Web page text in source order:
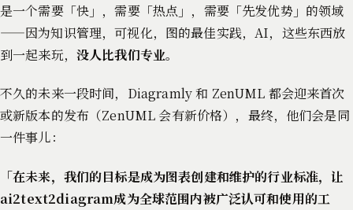
是一个需要「快」，需要「热点」，需要「先发优势」的领域
——因为知识管理，可视化，图的最佳实践，AI，这些东西放
到一起来玩， 没人比我们专业。
不久的未来一段时间，Diagramly 和 ZenUML 都会迎来首次
或新版本的发布（ZenUML 会有新价格），最终，他们会是同
一件事儿：
「在未来，我们的目标是成为图表创建和维护的行业标准，让
ai2text2diagram成为全球范围内被广泛认可和使用的工